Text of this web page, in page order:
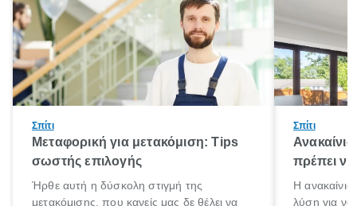
Σπίτι
Μεταφορική για μετακόμιση: Tips
σωστής επιλογής
Ήρθε αυτή η δύσκολη στιγμή της
μετακόμισης, που κανείς μας δε θέλει να
Σπίτι
πρέπει να
Η
λύση για να